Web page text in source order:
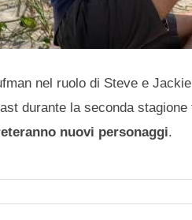
nel ruolo di Steve e
durante la seconda
nuovi personaggi.